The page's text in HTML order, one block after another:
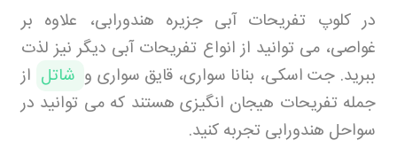
در کلوپ تفریحات آبی جزیره هندورابی، علاوه بر
غواصی، می توانید از انواع تفریحات آبی دیگر نیز لذت
ببرید. جت اسکی، بنانا سواری، قایق سواری و شاتل از
جمله تفریحات هیجان انگیزی هستند که می توانید در
سواحل هندورابی تجربه کنید.